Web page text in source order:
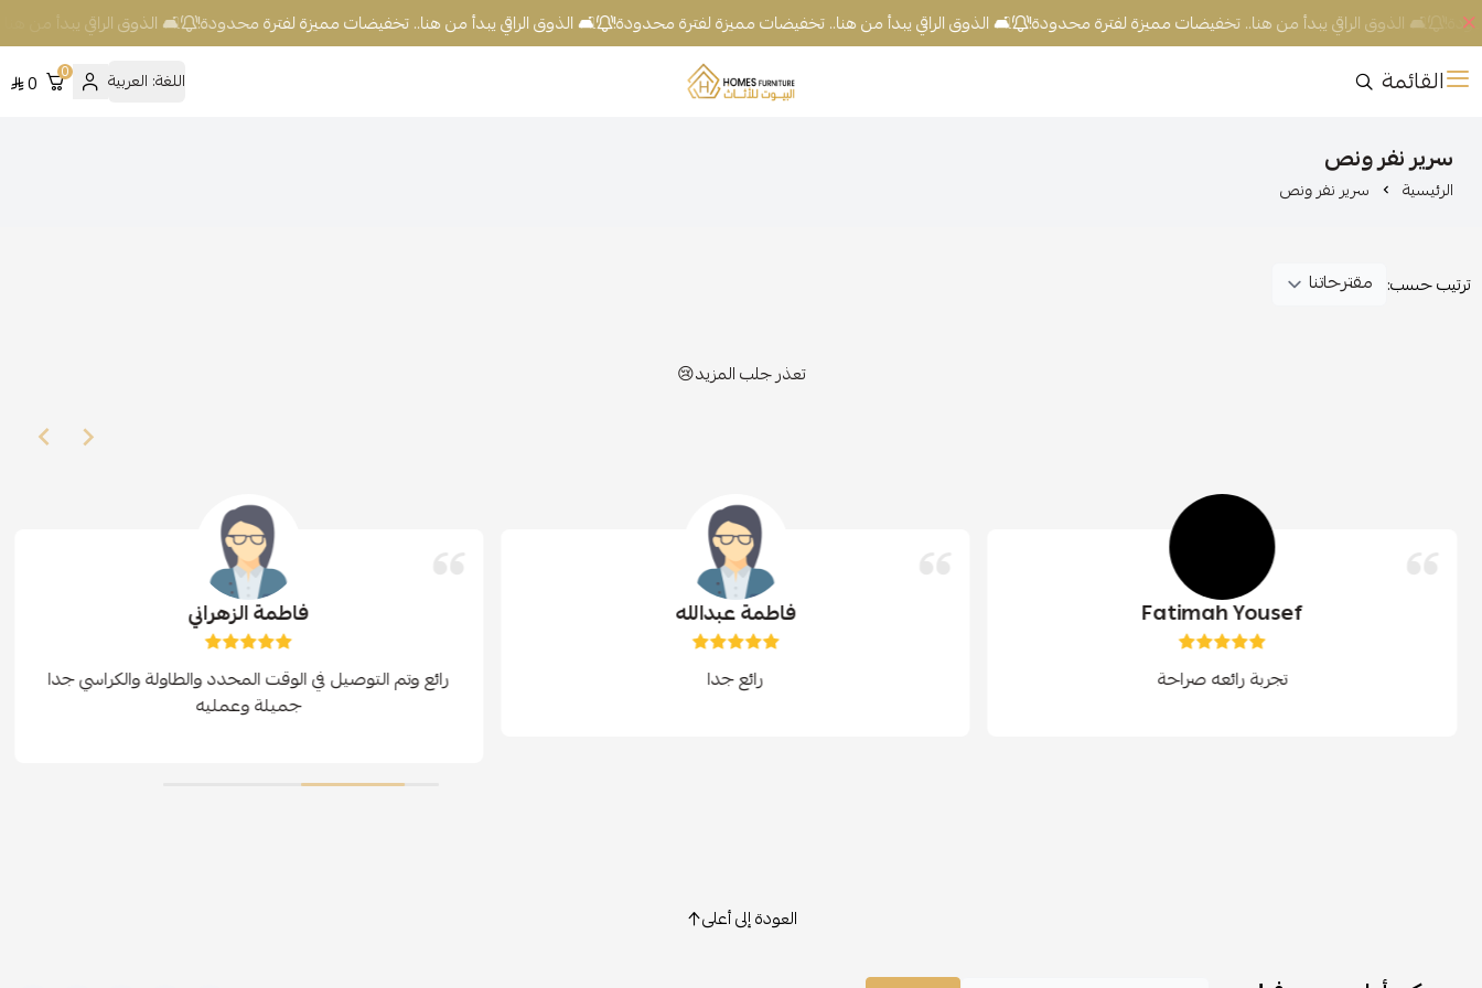
🛋️ الذوق الراقي يبدأ من هنا.. تخفيضات مميزة لفترة محدودة! 🛋️ الذوق الراقي يبدأ من هنا.. تخفيضات مميزة لفترة محدودة! 🛋️ الذوق الراقي يبدأ من هنا.. تخفيضات مميزة لفترة محدودة! 🛋️ الذوق الراقي يبدأ من
القائمة شركة البيوت للأثاث اللغة: العربية 0
0
سرير نفر ونص
الرئيسية سرير نفر ونص
ترتيب حسب:
تعذر جلب المزيد😢
Fatimah Yousef
تجربة رائعه صراحة
فاطمة عبدالله
رائع جدا
فاطمة الزهراني
رائع وتم التوصيل في الوقت المحدد والطاولة والكراسي جدا
جميلة وعمليه
العودة إلى أعلى